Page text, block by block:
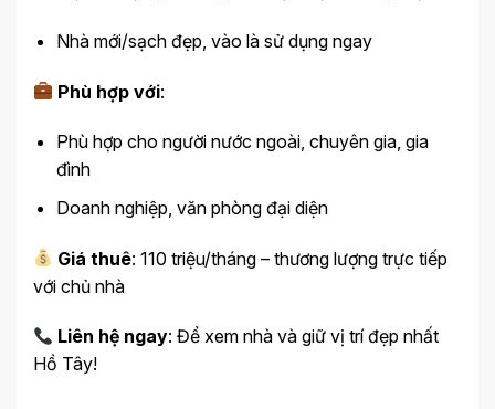
Nhà mới/sạch đẹp, vào là sử dụng ngay
Phù hợp với:
Phù hợp cho người nước ngoài, chuyên gia, gia
đình
Doanh nghiệp, văn phòng đại diện
Giá thuê: 110 triệu/tháng – thương lượng trực tiếp
với chủ nhà
Liên hệ ngay: Để xem nhà và giữ vị trí đẹp nhất
Hồ Tây!